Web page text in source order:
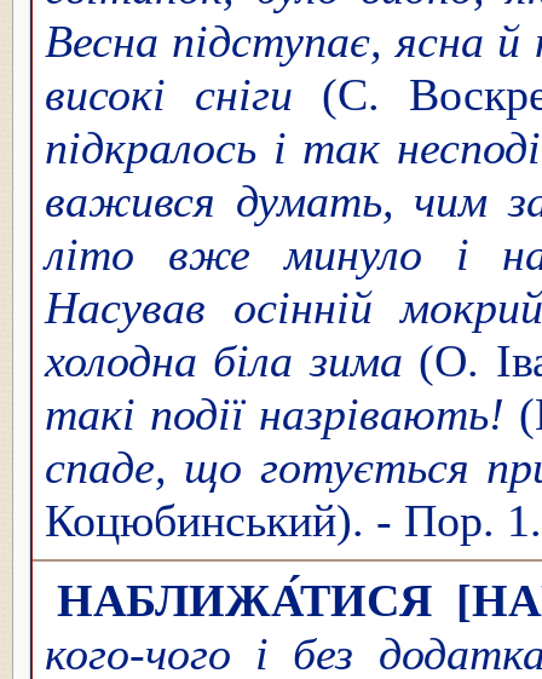
Весна підступає, ясна
високі сніги (С.
підкралось і так
важився думать, чим
літо вже минуло і
Насував осінній
холодна біла зима (О.
такі події назрівають!
спаде, що готується
Коцюбинський). - Пор.
НАБЛИЖА́ТИСЯ
кого-чого і без